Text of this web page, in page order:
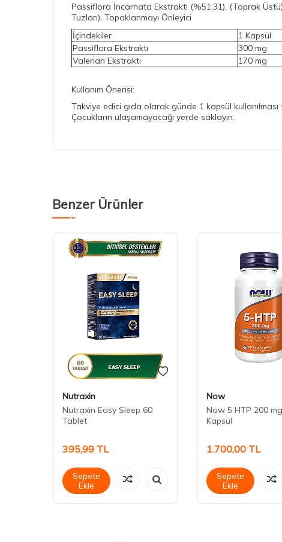
Passiflora İncarnata Ekstraktı (%51,31), (Toprak
Tuzları), Topaklanmayı Önleyici
İçindekiler
1 Kapsül
Passiflora Ekstraktı
300 mg
Valerian Ekstraktı
170 mg
Kullanım Önerisi:
Takviye edici gıda olarak günde 1 kapsül
Çocukların ulaşamayacağı yerde saklayın.
Benzer Ürünler
Nutraxin
Nutraxin Easy Sleep 60
Tablet
395,99 TL
Sepete
Ekle
Now
Now 5 HTP 200
Kapsül
1.700,00 TL
Sepete
Ekle